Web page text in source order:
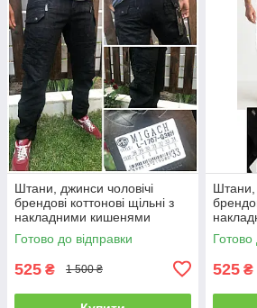
Штани, джинси чоловічі
брендові коттонові щільні з
накладними кишенями
"карго" MIGACH, Туреччина
Готово до відправки
525 ₴ 1 500 ₴
Штани,
Готово
525 ₴